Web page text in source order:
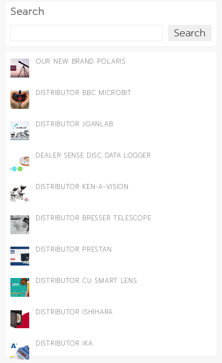
Search
Search
OUR NEW BRAND POLARIS
DISTRIBUTOR BBC MICROBIT
DISTRIBUTOR JOANLAB
DEALER SENSE DISC DATA LOGGER
DISTRIBUTOR KEN-A-VISION
DISTRIBUTOR BRESSER TELESCOPE
DISTRIBUTOR PRESTAN
DISTRIBUTOR CU SMART LENS
DISTRIBUTOR ISHIHARA
DISTRIBUTOR IKA